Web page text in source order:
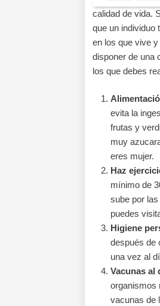
calidad de vida.
que un individuo
en los que vive
disponer de una
los que debes
evita la
frutas y
muy
eres mujer.
Haz
mínimo de
sube por
puedes
Higiene
después de
una vez al
Vacunas al
organismos
vacunas de